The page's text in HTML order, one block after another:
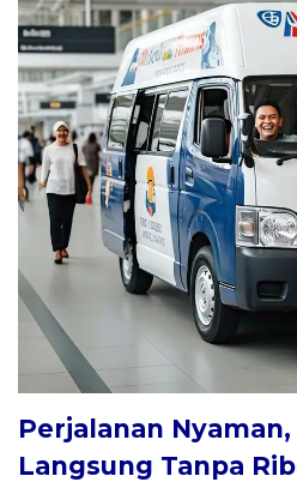
Perjalanan
Langsung Tanpa